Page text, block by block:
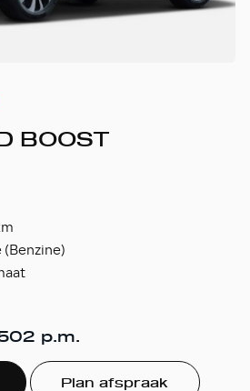
BOOST
p.m.
Plan afspraak